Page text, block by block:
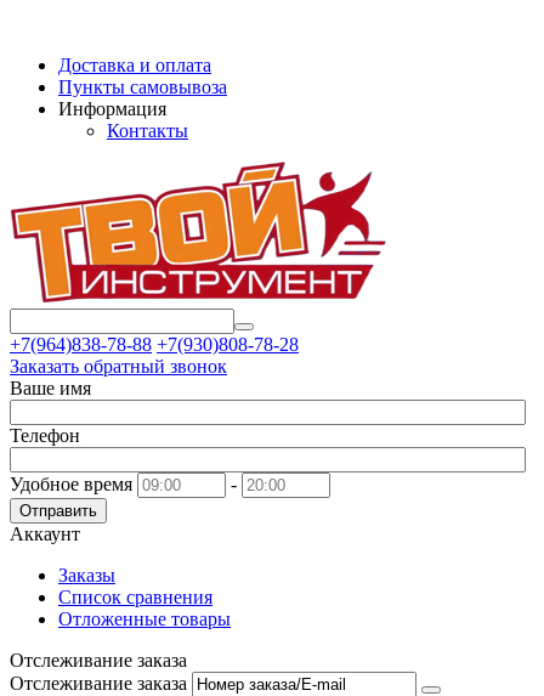
Доставка и оплата
Пункты самовывоза
Информация
Контакты
+7(964)838-78-88 +7(930)808-78-28
Заказать обратный звонок
Ваше имя
Телефон
Удобное время -
Отправить
Аккаунт
Заказы
Список сравнения
Отложенные товары
Отслеживание заказа
Отслеживание заказа